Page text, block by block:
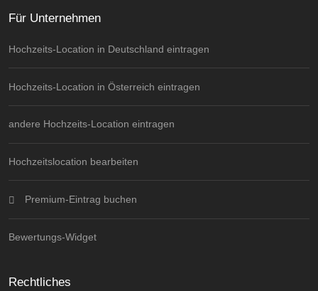
Für Unternehmen
Hochzeits-Location in Deutschland eintragen
Hochzeits-Location in Österreich eintragen
andere Hochzeits-Location eintragen
Hochzeitslocation bearbeiten
Premium-Eintrag buchen
Bewertungs-Widget
Rechtliches